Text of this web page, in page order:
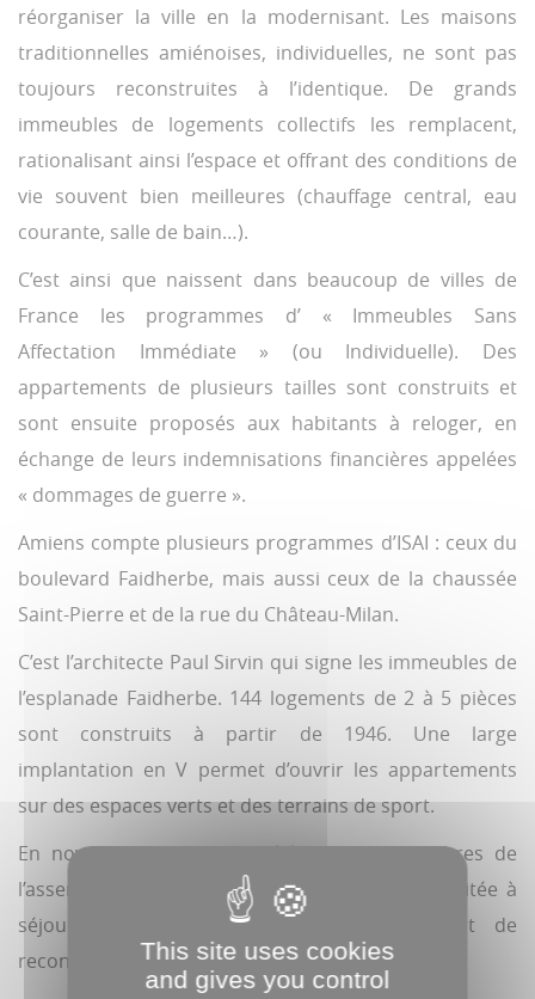
réorganiser la ville en la modernisant. Les maisons
traditionnelles amiénoises, individuelles, ne sont pas
toujours reconstruites à l’identique. De grands
immeubles de logements collectifs les remplacent,
rationalisant ainsi l’espace et offrant des conditions de
vie souvent bien meilleures (chauffage central, eau
courante, salle de bain…).
C’est ainsi que naissent dans beaucoup de villes de
France les programmes d’ « Immeubles Sans
Affectation Immédiate » (ou Individuelle). Des
appartements de plusieurs tailles sont construits et
sont ensuite proposés aux habitants à reloger, en
échange de leurs indemnisations financières appelées
« dommages de guerre ».
Amiens compte plusieurs programmes d’ISAI : ceux du
boulevard Faidherbe, mais aussi ceux de la chaussée
Saint-Pierre et de la rue du Château-Milan.
C’est l’architecte Paul Sirvin qui signe les immeubles de
l’esplanade Faidherbe. 144 logements de 2 à 5 pièces
sont construits à partir de 1946. Une large
implantation en V permet d’ouvrir les appartements
sur des espaces verts et des terrains de sport.
En novembre 1948, une délégation de membres de
l’assemblée générale des Nations Unies est invitée à
séjourner en France afin d’apprécier l’effort de
reconstruction accompli depuis la Libération.
This site uses cookies
and gives you control